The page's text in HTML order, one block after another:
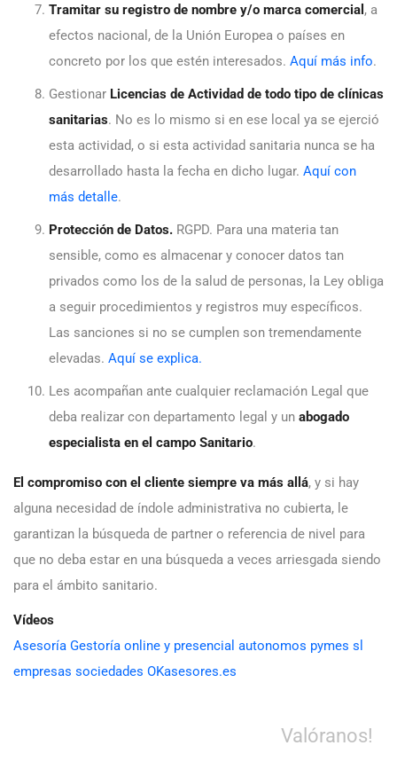
Tramitar su registro de nombre y/o marca comercial , a
efectos nacional, de la Unión Europea o países en
concreto por los que estén interesados. Aquí más info.
Gestionar Licencias de Actividad de todo tipo de clínicas
sanitarias. No es lo mismo si en ese local ya se ejerció
esta actividad, o si esta actividad sanitaria nunca se ha
desarrollado hasta la fecha en dicho lugar. Aquí con
más detalle.
Protección de Datos. RGPD. Para una materia tan
sensible, como es almacenar y conocer datos tan
privados como los de la salud de personas, la Ley obliga
a seguir procedimientos y registros muy específicos.
Las sanciones si no se cumplen son tremendamente
elevadas. Aquí se explica.
Les acompañan ante cualquier reclamación Legal que
deba realizar con departamento legal y un abogado
especialista en el campo Sanitario.
El compromiso con el cliente siempre va más allá, y si hay
alguna necesidad de índole administrativa no cubierta, le
garantizan la búsqueda de partner o referencia de nivel para
que no deba estar en una búsqueda a veces arriesgada siendo
para el ámbito sanitario.
Vídeos
Asesoría Gestoría online y presencial autonomos pymes sl
empresas sociedades OKasesores.es
Valóranos!